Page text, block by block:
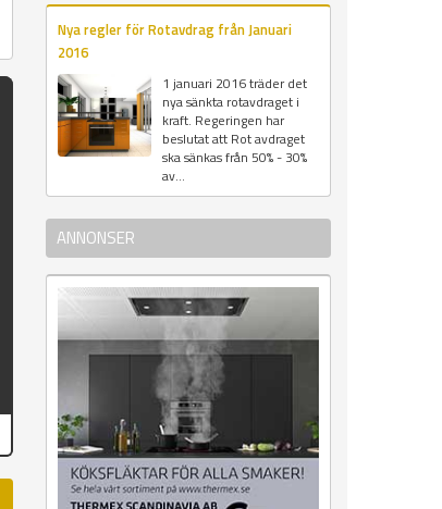
Nya regler för Rotavdrag från Januari
2016
1 januari 2016 träder det
nya sänkta rotavdraget i
kraft. Regeringen har
beslutat att Rot avdraget
ska sänkas från 50% - 30%
av...
ANNONSER